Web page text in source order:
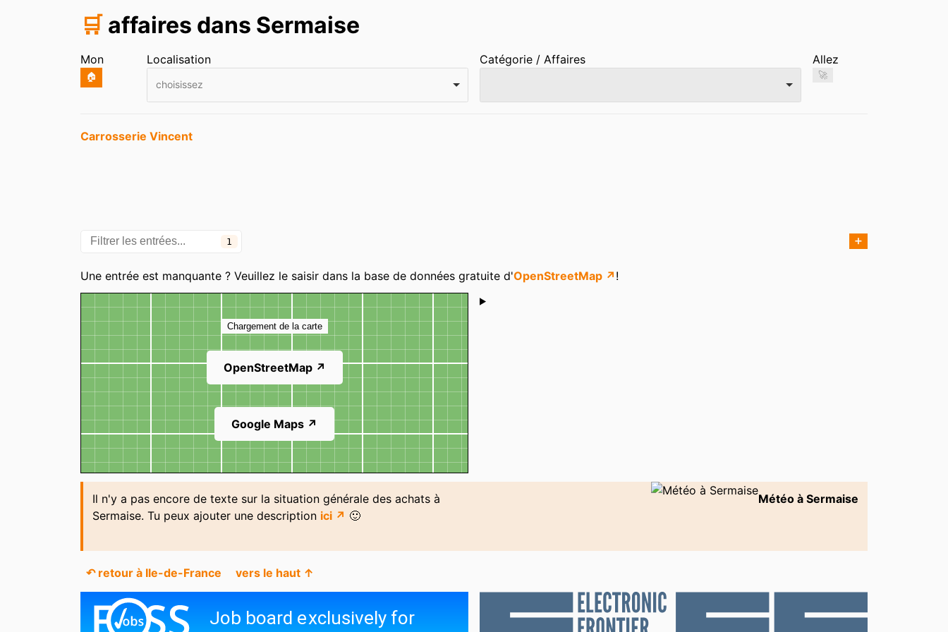
🛒 affaires dans Sermaise
Mon
🏠
Localisation
choisissez
Catégorie / Affaires Allez
🚀
Entrées
Carrosserie Vincent
1 ➕
Catégories
Une entrée est manquante ? Veuillez le saisir dans la base de données gratuite d'OpenStreetMap ↗ !
Carte
Chargement de la carte
OpenStreetMap ↗
Google Maps ↗
Shoutbox
Il n'y a pas encore de texte sur la situation générale des achats à
Sermaise. Tu peux ajouter une description ici ↗ 🙂
Météo à Sermaise
↶ retour à Ile-de-France vers le haut ↑